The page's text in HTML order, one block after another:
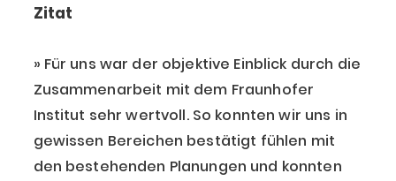
Zitat
Für uns war der objektive Einblick durch die
Zusammenarbeit mit dem Fraunhofer
Institut sehr wertvoll. So konnten wir uns in
gewissen Bereichen bestätigt fühlen mit
den bestehenden Planungen und konnten